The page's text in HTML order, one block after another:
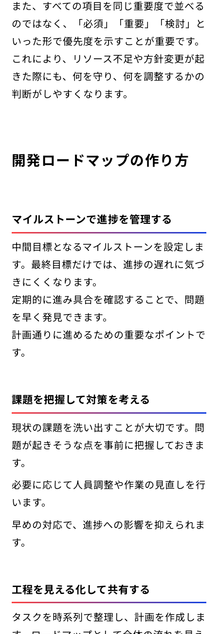
また、すべての項目を同じ重要度で並べる
のではなく、「必須」「重要」「検討」と
いった形で優先度を示すことが重要です。
これにより、リソース不足や方針変更が起
きた際にも、何を守り、何を調整するかの
判断がしやすくなります。
開発ロードマップの作り方
マイルストーンで進捗を管理する
中間目標となるマイルストーンを設定しま
す。最終目標だけでは、進捗の遅れに気づ
きにくくなります。
定期的に進み具合を確認することで、問題
を早く発見できます。
計画通りに進めるための重要なポイントで
す。
課題を把握して対策を考える
現状の課題を洗い出すことが大切です。問
題が起きそうな点を事前に把握しておきま
す。
必要に応じて人員調整や作業の見直しを行
います。
早めの対応で、進捗への影響を抑えられま
す。
工程を見える化して共有する
タスクを時系列で整理し、計画を作成しま